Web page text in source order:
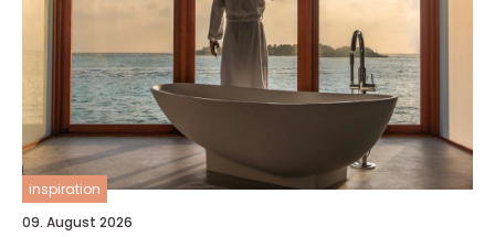
inspiration
09. August 2026